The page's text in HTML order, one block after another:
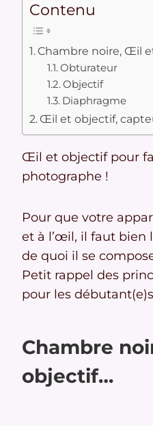
Contenu
Chambre noire, Œil
Obturateur
Objectif
Diaphragme
Œil et objectif,
Œil et objectif pour
photographe !
Pour que votre
et à l’œil, il faut bien
de quoi il se
Petit rappel des
pour les
Chambre
objectif…